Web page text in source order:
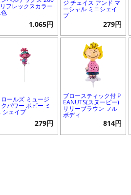
フレックスカラー
1,065円
ジ チェイス アンド マ
ーシャル ミニシェイ
プ
279円
ロールズ ミュージ
クパワー ポピー ミ
シェイプ
279円
ブロースティック付 P
EANUTS(スヌーピー)
サリーブラウン フル
ボディ
814円